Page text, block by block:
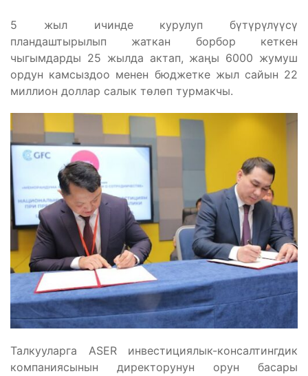
5 жыл ичинде курулуп бүтүрүлүүсү
пландаштырылып жаткан борбор кеткен
чыгымдарды 25 жылда актап, жаңы 6000 жумуш
ордун камсыздоо менен бюджетке жыл сайын 22
миллион доллар салык төлөп турмакчы.
Талкууларга ASER инвестициялык-консалтингдик
компаниясынын директорунун орун басары